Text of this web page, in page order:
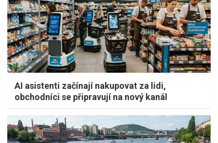
AI asistenti začínají nakupovat za lidi,
obchodníci se připravují na nový kanál